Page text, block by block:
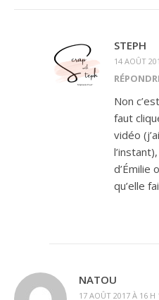
STEPH
14 AOÛT
Non
faut
vidéo
d’Émilie
qu’elle
NATOU
17 AOÛT 2017 À 16 H